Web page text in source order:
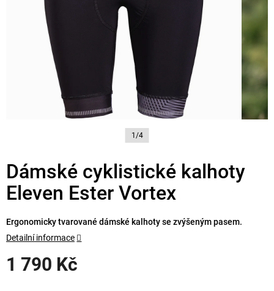
1/4
Dámské cyklistické kalhoty
Eleven Ester Vortex
1 790 Kč
Ergonomicky tvarované dámské kalhoty se zvýšeným pasem.
Detailní informace